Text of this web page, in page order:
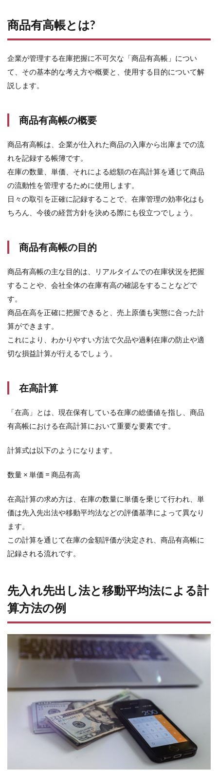
商品有高帳とは?
企業が管理する在庫把握に不可欠な「商品有高帳」につい
て、その基本的な考え方や概要と、使用する目的について解
説します。
商品有高帳の概要
商品有高帳は、企業が仕入れた商品の入庫から出庫までの流
れを記録する帳簿です。
在庫の数量、単価、それによる総額の在高計算を通じて商品
の流動性を管理するために使用します。
日々の取引を正確に記録することで、在庫管理の効率化はも
ちろん、今後の経営方針を決める際にも役立つでしょう。
商品有高帳の目的
商品有高帳の主な目的は、リアルタイムでの在庫状況を把握
することや、会社全体の在庫有高の確認をすることなどで
す。
商品在高を正確に把握できると、売上原価も実態に合った計
算ができます。
これにより、わかりやすい方法で欠品や過剰在庫の防止や適
切な損益計算が行えるでしょう。
在高計算
「在高」とは、現在保有している在庫の総価値を指し、商品
有高帳における在高計算において重要な要素です。
計算式は以下のようになります。
数量 × 単価 = 商品有高
在高計算の求め方は、在庫の数量に単価を乗じて行われ、単
価は先入先出法や移動平均法などの評価基準によって異なり
ます。
この計算を通じて在庫の金額評価が決定され、商品有高帳に
記録される流れです。
先入れ先出し法と移動平均法による計
算方法の例